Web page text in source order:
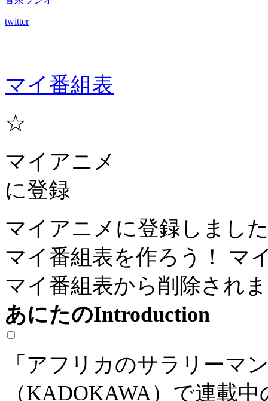
twitter
マイ番組表
☆
マイアニメ
に登録
マイアニメに登録しまし
マイ番組表を作ろう！
マ
マイ番組表から削除され
あにたのIntroduction
「アフリカのサラリーマ
（KADOKAWA）で連載